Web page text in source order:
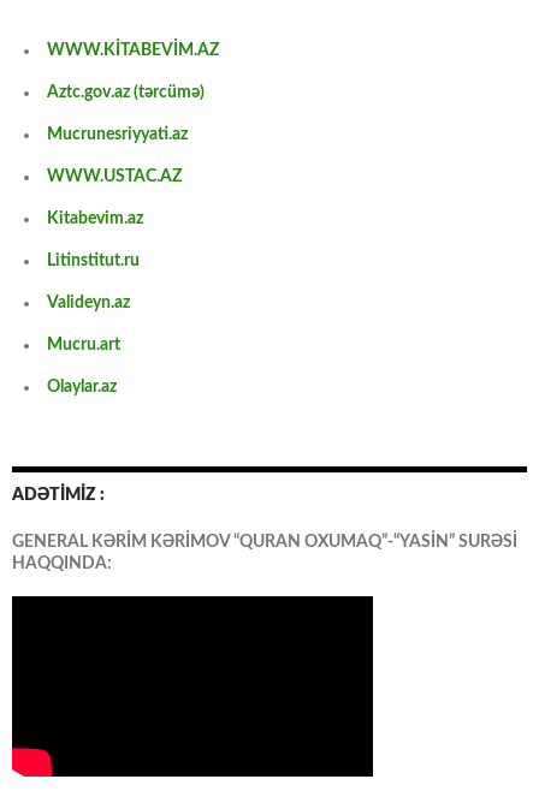
WWW.KİTABEVİM.AZ
Aztc.gov.az (tərcümə)
Mucrunesriyyati.az
WWW.USTAC.AZ
Kitabevim.az
Litinstitut.ru
Valideyn.az
Mucru.art
Olaylar.az
ADƏTİMİZ :
GENERAL KƏRİM KƏRİMOV “QURAN OXUMAQ”-“YASİN” SURƏSİ
HAQQINDA: